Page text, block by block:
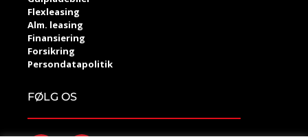
Flexleasing
Alm. leasing
Finansiering
Forsikring
Persondatapolitik
FØLG OS